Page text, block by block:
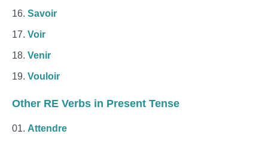
Savoir
Voir
Venir
Vouloir
Other RE Verbs in Present Tense
Attendre